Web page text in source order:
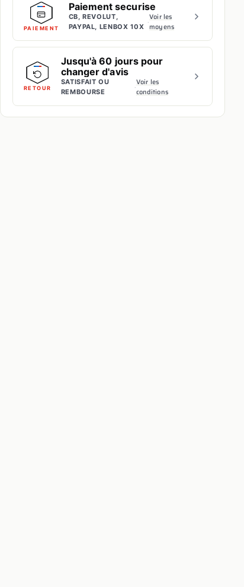
PAIEMENT
Paiement securise
CB, REVOLUT,
PAYPAL, LENBOX 10X ·Voir les
moyens
RETOUR
Jusqu'à 60 jours pour
changer d'avis
SATISFAIT OU
REMBOURSE
·Voir les
conditions